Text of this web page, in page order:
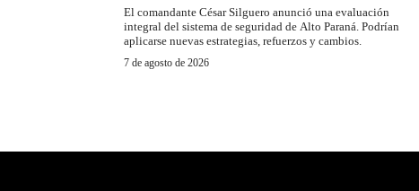
El comandante César Silguero anunció una evaluación
integral del sistema de seguridad de Alto Paraná. Podrían
aplicarse nuevas estrategias, refuerzos y cambios.
7 de agosto de 2026